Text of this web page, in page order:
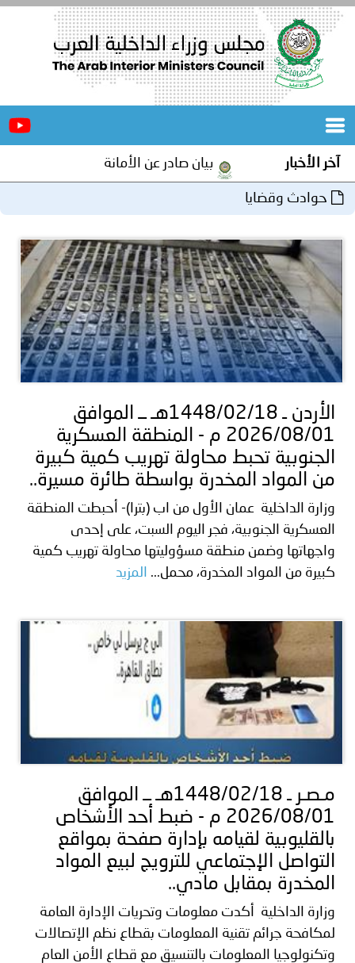
الرئيسية
المجلس
مؤتمرات
و
اجتماعات
جهود
و
إنجازات
برامج
توعوية
الخدمات
الإلكترونية
وفيديو
مجلة
أصداء
الأمانة
إعلانات
من
نحن
اتصل
بنا
آخر الأخبار بيان صادر عن الأمانة العامة لمجلس وزراء
حوادث وقضايا
الأردن ـ 1448/02/18هـ ــ الموافق
2026/08/01 م - المنطقة العسكرية
الجنوبية تحبط محاولة تهريب كمية كبيرة
من المواد المخدرة بواسطة طائرة مسيرة..
وزارة الداخلية عمان الأول من اب (بترا)- أحبطت المنطقة
العسكرية الجنوبية، فجر اليوم السبت، على إحدى
واجهاتها وضمن منطقة مسؤوليتها محاولة تهريب كمية
كبيرة من المواد المخدرة، محمل...
المزيد
مـصـر ـ 1448/02/18هـ ــ الموافق
2026/08/01 م - ضبط أحد الأشخاص
بالقليوبية لقيامه بإدارة صفحة بمواقع
التواصل الإجتماعي للترويج لبيع المواد
المخدرة بمقابل مادي..
وزارة الداخلية أكدت معلومات وتحريات الإدارة العامة
لمكافحة جرائم تقنية المعلومات بقطاع نظم الإتصالات
وتكنولوجيا المعلومات بالتنسيق مع قطاع الأمن العام